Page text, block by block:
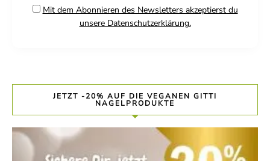
Mit dem Abonnieren des Newsletters akzeptierst du
unsere Datenschutzerklärung.
JETZT -20% AUF DIE VEGANEN GITTI
NAGELPRODUKTE